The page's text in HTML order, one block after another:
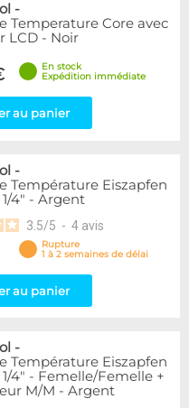
-
Temperature Core avec
LCD - Noir
En stock
Expédition immédiate
au panier
-
Température Eiszapfen
4" - Argent
3.5/5 - 4 avis
Rupture
1 à 2 semaines de délai
au panier
-
Température Eiszapfen
4" - Femelle/Femelle +
M/M - Argent